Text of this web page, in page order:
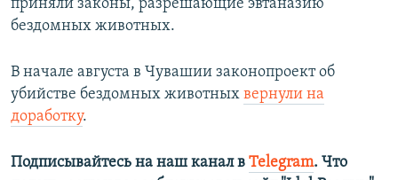
приняли законы, разрешающие эвтаназию
бездомных животных.
В начале августа в Чувашии законопроект об
убийстве бездомных животных вернули на
доработку.
Подписывайтесь на наш канал в Telegram. Что